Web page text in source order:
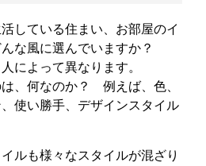
している住まい、お部屋のイ
な風に選んでいますか？
によって異なります。
、何なのか？ 例えば、色、
使い勝手、デザインスタイル
ルも様々なスタイルが混ざり